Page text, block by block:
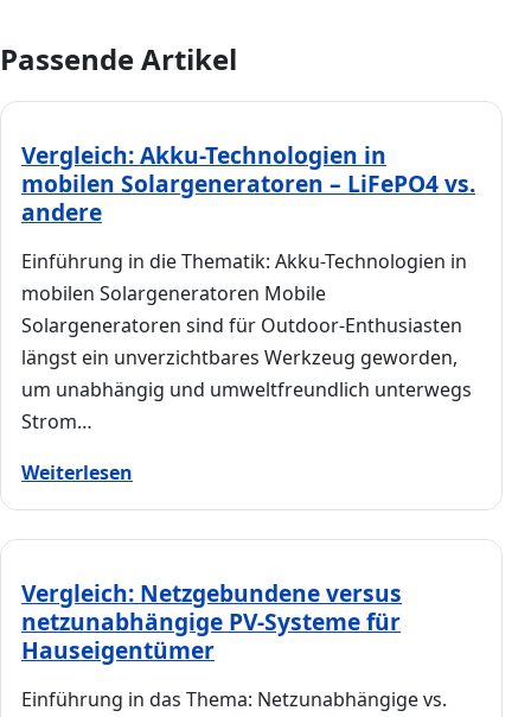
Passende Artikel
Vergleich: Akku-Technologien in
mobilen Solargeneratoren – LiFePO4 vs.
andere
Einführung in die Thematik: Akku-Technologien in
mobilen Solargeneratoren Mobile
Solargeneratoren sind für Outdoor-Enthusiasten
längst ein unverzichtbares Werkzeug geworden,
um unabhängig und umweltfreundlich unterwegs
Strom…
Weiterlesen
Vergleich: Netzgebundene versus
netzunabhängige PV-Systeme für
Hauseigentümer
Einführung in das Thema: Netzunabhängige vs.